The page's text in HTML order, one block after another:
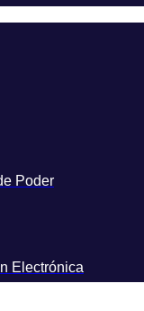
Poder
Electrónica